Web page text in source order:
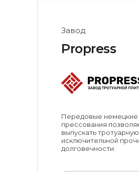
Propress
Завод
Передовые немецкие
прессования
выпускать
исключительной
долговечности.